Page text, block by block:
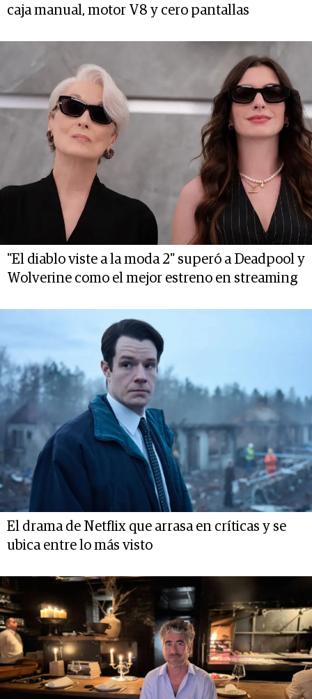
caja manual, motor V8 y cero pantallas
"El diablo viste a la moda 2" superó a Deadpool y
Wolverine como el mejor estreno en streaming
El drama de Netflix que arrasa en críticas y se
ubica entre lo más visto